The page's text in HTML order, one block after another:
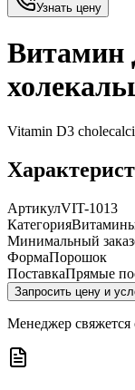
Узнать цену
Витамин
Vitamin D3
АртикулVIT-1013
Категория
Минимальный заказ
ФормаПорошок
ПоставкаПрямые
Запросить цену и
Менеджер свяжется